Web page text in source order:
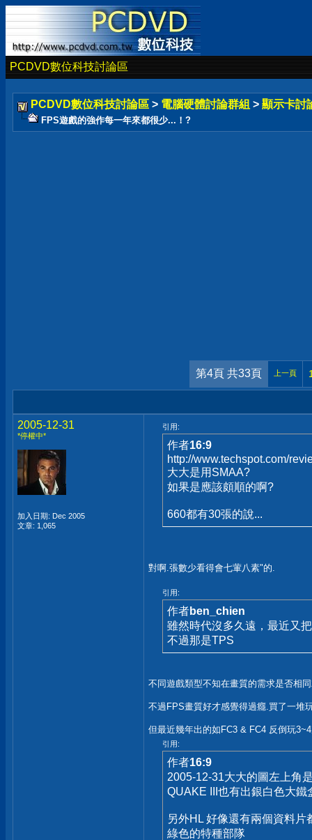
PCDVD數位科技討論區
PCDVD數位科技討論區 > 電腦硬體討論群組 > 顯示卡討
FPS遊戲的強作每一年來都很少...！?
第4頁 共33頁 上一頁
2005-12-31
*停權中*
加入日期: Dec 2005
文章: 1,065
引用:
作者16:9
http://www.techspot.com/
大大是用SMAA?
如果是應該頗順的啊?
660都有30張的說...
對啊.張數少看得會七葷八素"的.
引用:
作者ben_chien
雖然時代沒多久遠，最近又
不過那是TPS
不同遊戲類型不知在畫質的需求是否相
不過FPS畫質好才感覺得過癮.買了一堆
但最近幾年出的如FC3 & FC4 反倒玩
引用:
作者16:9
2005-12-31大大的圖左上角
QUAKE III也有出銀白色大鐵
另外HL 好像還有兩個資料片
綠色的特種部隊